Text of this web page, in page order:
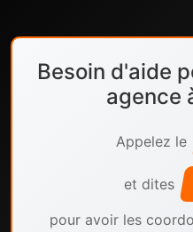
Besoin d'aide
agence
Appelez le
et dites
pour avoir les